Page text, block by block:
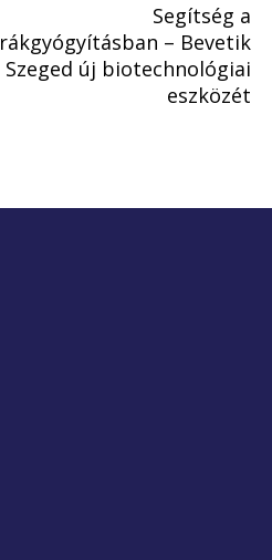
Segítség a
rákgyógyításban – Bevetik
Szeged új biotechnológiai
eszközét